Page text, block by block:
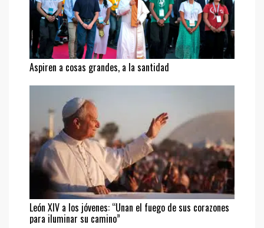
Aspiren a cosas grandes, a la santidad
León XIV a los jóvenes: “Unan el fuego de sus corazones
para iluminar su camino”